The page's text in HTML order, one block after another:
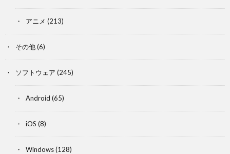
アニメ (213)
その他(6)
ソフトウェア (245)
Android (65)
iOS (8)
Windows(128)